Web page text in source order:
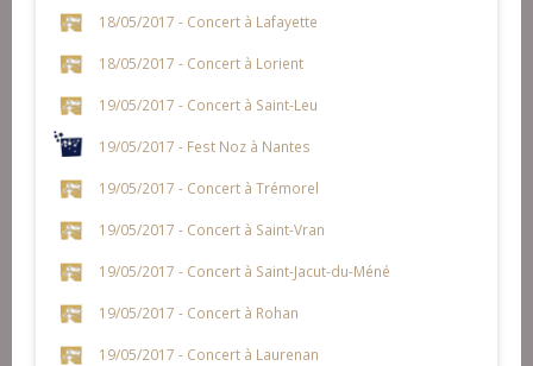
18/05/2017 - Concert à Lafayette
18/05/2017 - Concert à Lorient
19/05/2017 - Concert à Saint-Leu
19/05/2017 - Fest Noz à Nantes
19/05/2017 - Concert à Trémorel
19/05/2017 - Concert à Saint-Vran
19/05/2017 - Concert à Saint-Jacut-du-Méné
19/05/2017 - Concert à Rohan
19/05/2017 - Concert à Laurenan